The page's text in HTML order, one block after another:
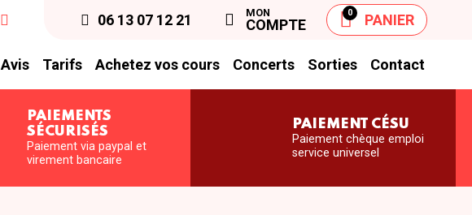
06 13 07 12 21 MON
COMPTE
0 PANIER
Avis Tarifs Achetez vos cours Concerts Sorties Contact
PAIEMENTS
SÉCURISÉS
Paiement via paypal et
virement bancaire
PAIEMENT CÉSU
Paiement chèque emploi
service universel